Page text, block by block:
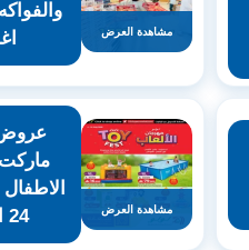
مشاهدة العرض
مشاهدة العرض
عروض
24 اغسطس